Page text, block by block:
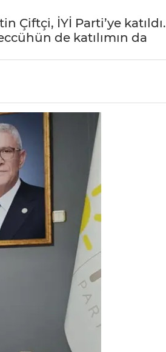
Çiftçi, İYİ Parti’ye katıldı.
de katılımın da